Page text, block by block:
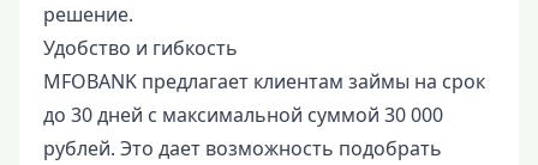
решение.
Удобство и гибкость
MFOBANK предлагает клиентам займы на срок
до 30 дней с максимальной суммой 30 000
рублей. Это дает возможность подобрать